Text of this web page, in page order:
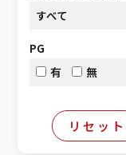
PG
有
無